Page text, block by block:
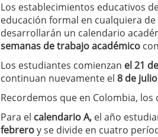
Los establecimientos educativos
educación formal en cualquiera de
desarrollarán un calendario
semanas de trabajo académico
Los estudiantes comienzan el 21
continuan nuevamente el 8 de
Recordemos que en Colombia,
Para el calendario A, el año
febreroy se divide en cuatro